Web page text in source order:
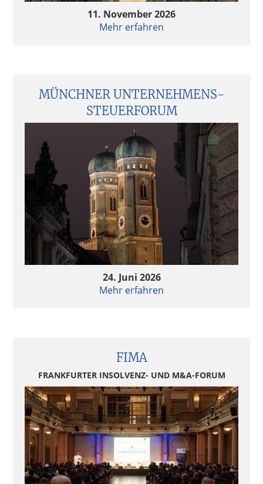
11. November 2026
Mehr erfahren
MÜNCHNER UNTERNEHMENS­
STEUERFORUM
24. Juni 2026
Mehr erfahren
FIMA
FRANKFURTER INSOLVENZ- UND M&A-FORUM